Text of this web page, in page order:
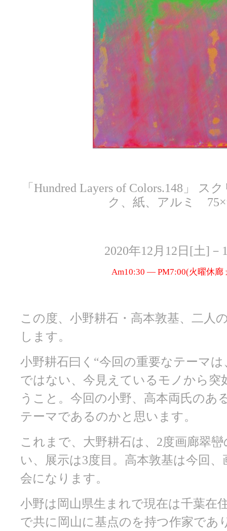
「Hundred Layers of Colors.148」
ク、紙、アルミ
2020年12 月 12日 [土] －
Am10:30 ― PM7:00(火曜休廊
この度、小野耕石・高本敦基、二人
します。
小野耕石曰く“今回の重要なテーマ
ではない、今見えているモノから突
うこと。今回の小野、高本両氏のあ
テーマであるのかと思います。
これまで、大野耕石は、2度画廊翠
い、展示は3度目。高本敦基は今回
会になります。
小野は岡山県生まれで現在は千葉在
で共に岡山に基点のを持つ作家であ